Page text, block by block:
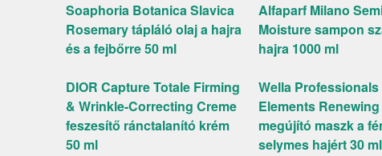
Soaphoria Botanica Slavica
Rosemary tápláló olaj a hajra
és a fejbőrre 50 ml
Alfaparf Milano
Moisture sampon
hajra 1000 ml
DIOR Capture Totale Firming
& Wrinkle-Correcting Creme
feszesítő ránctalanító krém
50 ml
Wella Professionals
Elements Renewing
megújító maszk a
selymes hajért 30 ml